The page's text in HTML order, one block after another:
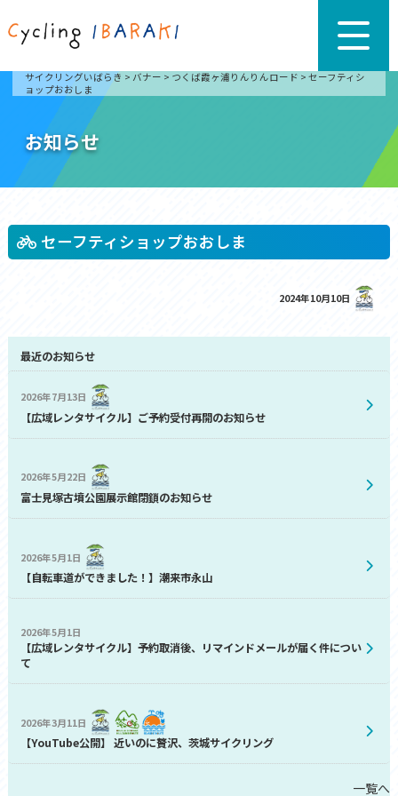
サイクリングいばらき > バナー > つくば霞ヶ浦りんりんロード > セーフティシ
ョップおおしま
お知らせ
セーフティショップおおしま
2024年10月10日
最近のお知らせ
2026年7月13日
【広域レンタサイクル】ご予約受付再開のお知らせ
2026年5月22日
富士見塚古墳公園展示館閉鎖のお知らせ
2026年5月1日
【自転車道ができました！】潮来市永山
2026年5月1日
【広域レンタサイクル】予約取消後、リマインドメールが届く件につい
て
2026年3月11日
【YouTube公開】 近いのに贅沢、茨城サイクリング
一覧へ